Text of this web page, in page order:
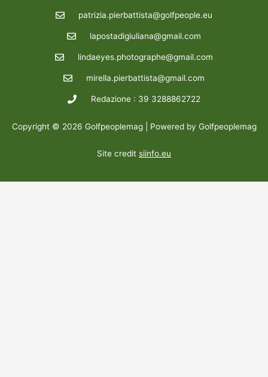
patrizia.pierbattista@golfpeople.eu
lapostadigiuliana@gmail.com
lindaeyes.photographe@gmail.com
mirella.pierbattista@gmail.com
Redazione : 39 3288862722
Copyright © 2026 Golfpeoplemag | Powered by Golfpeoplemag
Site credit siinfo.eu